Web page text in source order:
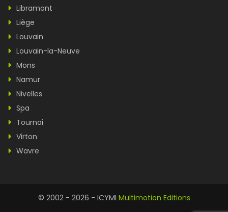
Libramont
Liège
Louvain
Louvain-la-Neuve
Mons
Namur
Nivelles
Spa
Tournai
Virton
Wavre
© 2002 - 2026 - ICYMI Multimotion Editions